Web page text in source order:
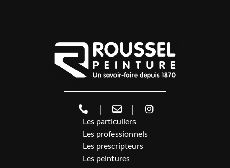
| |
Les particuliers
Les professionnels
Les prescripteurs
Les peintures